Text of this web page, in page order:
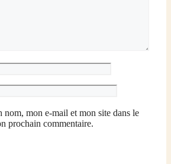
nom, mon e-mail et mon site dans le
prochain commentaire.